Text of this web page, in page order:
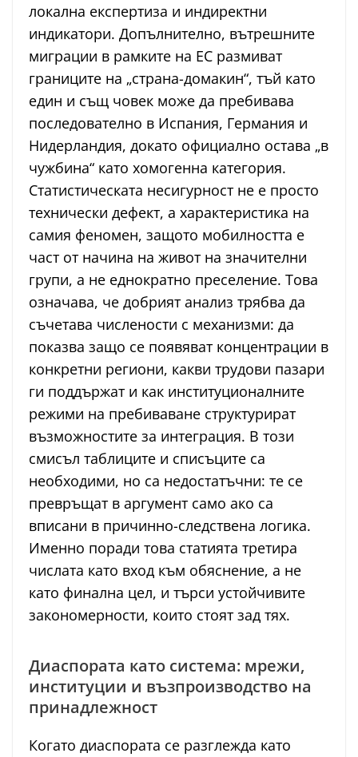
локална експертиза и индиректни
индикатори. Допълнително, вътрешните
миграции в рамките на ЕС размиват
границите на „страна-домакин“, тъй като
един и същ човек може да пребивава
последователно в Испания, Германия и
Нидерландия, докато официално остава „в
чужбина“ като хомогенна категория.
Статистическата несигурност не е просто
технически дефект, а характеристика на
самия феномен, защото мобилността е
част от начина на живот на значителни
групи, а не еднократно преселение. Това
означава, че добрият анализ трябва да
съчетава числености с механизми: да
показва защо се появяват концентрации в
конкретни региони, какви трудови пазари
ги поддържат и как институционалните
режими на пребиваване структурират
възможностите за интеграция. В този
смисъл таблиците и списъците са
необходими, но са недостатъчни: те се
превръщат в аргумент само ако са
вписани в причинно-следствена логика.
Именно поради това статията третира
числата като вход към обяснение, а не
като финална цел, и търси устойчивите
закономерности, които стоят зад тях.
Диаспората като система: мрежи,
институции и възпроизводство на
принадлежност
Когато диаспората се разглежда като